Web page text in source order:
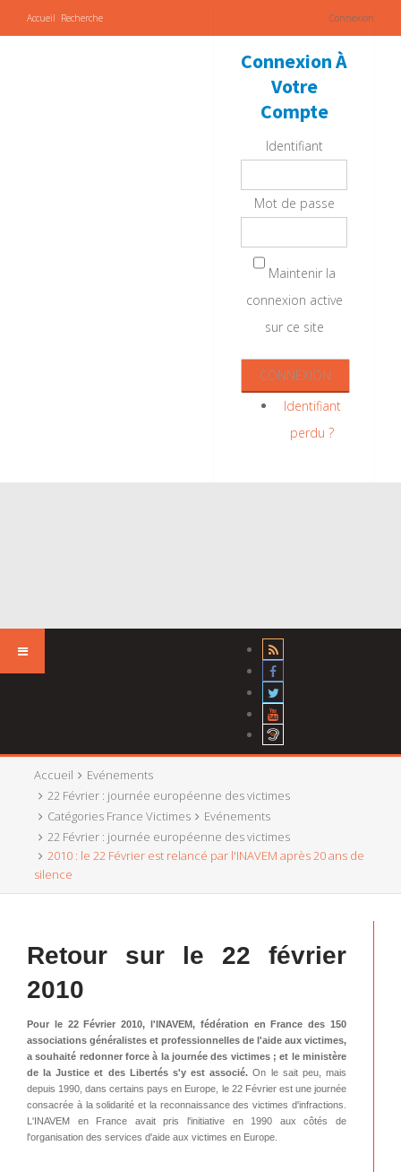
Accueil Recherche Connexion
Connexion À
Votre
Compte
Identifiant
Mot de passe
Maintenir la
connexion active
sur ce site
Identifiant
perdu ?
Accueil
Evénements
22 Février : journée européenne des victimes
Catégories France Victimes
Evénements
22 Février : journée européenne des victimes
2010 : le 22 Février est relancé par l'INAVEM après 20 ans de
silence
Retour sur le 22 février
2010
Pour le 22 Février 2010, l'INAVEM, fédération en France des 150
associations généralistes et professionnelles de l'aide aux victimes,
a souhaité redonner force à la journée des victimes ; et le ministère
de la Justice et des Libertés s'y est associé.On le sait peu, mais
depuis 1990, dans certains pays en Europe, le 22 Février est une journée
consacrée à la solidarité et la reconnaissance des victimes d'infractions.
L'INAVEM en France avait pris l'initiative en 1990 aux côtés de
l'organisation des services d'aide aux victimes en Europe.